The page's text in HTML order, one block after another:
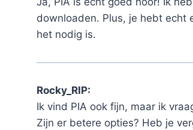
downloaden. Plus, je hebt echt
het nodig is.
Rocky_RIP:
Ik vind PIA ook fijn, maar ik
Zijn er betere opties? Heb je